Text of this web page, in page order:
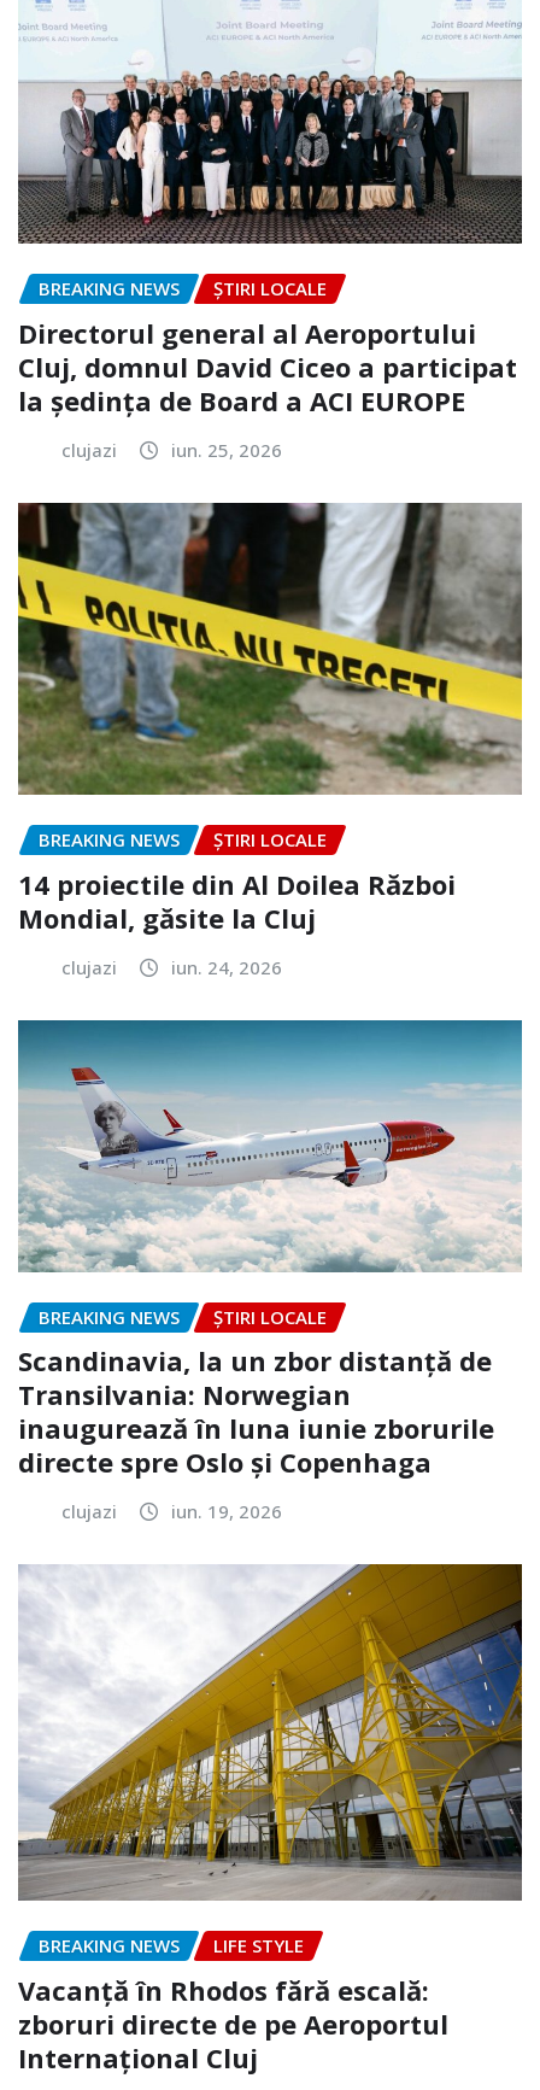
BREAKING NEWS ȘTIRI LOCALE
Directorul general al Aeroportului
Cluj, domnul David Ciceo a participat
la ședința de Board a ACI EUROPE
clujazi iun. 25, 2026
BREAKING NEWS ȘTIRI LOCALE
14 proiectile din Al Doilea Război
Mondial, găsite la Cluj
clujazi iun. 24, 2026
BREAKING NEWS ȘTIRI LOCALE
Scandinavia, la un zbor distanță de
Transilvania: Norwegian
inaugurează în luna iunie zborurile
directe spre Oslo și Copenhaga
clujazi iun. 19, 2026
BREAKING NEWS LIFE STYLE
Vacanță în Rhodos fără escală:
zboruri directe de pe Aeroportul
Internațional Cluj